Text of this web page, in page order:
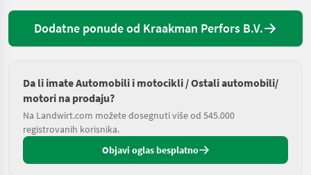
Dodatne ponude od Kraakman Perfors B.V.
Da li imate Automobili i motocikli / Ostali automobili/
motori na prodaju?
Na Landwirt.com možete dosegnuti više od 545.000
registrovanih korisnika.
Objavi oglas besplatno